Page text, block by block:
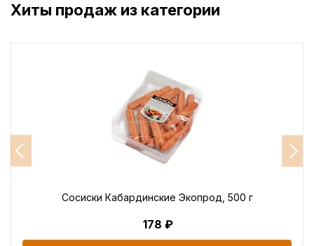
Хиты продаж из категории
Сосиски Кабардинские Экопрод, 500 г
178